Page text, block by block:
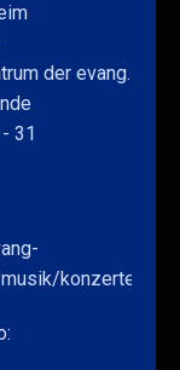
der evang.
31
konzerte